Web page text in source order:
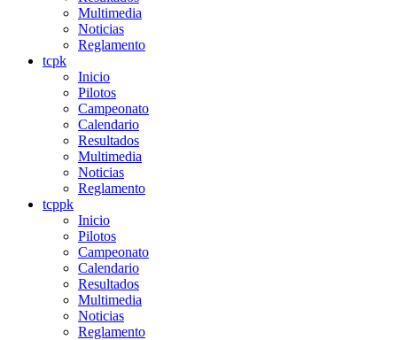
Multimedia
Noticias
Reglamento
tcpk
Inicio
Pilotos
Campeonato
Calendario
Resultados
Multimedia
Noticias
Reglamento
tcppk
Inicio
Pilotos
Campeonato
Calendario
Resultados
Multimedia
Noticias
Reglamento